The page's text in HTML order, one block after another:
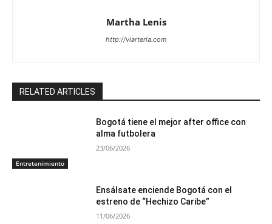
Martha Lenis
http://viarteria.com
RELATED ARTICLES
Entretenimiento
Bogotá tiene el mejor after office con
alma futbolera
23/06/2026
Ensálsate enciende Bogotá con el
estreno de “Hechizo Caribe”
11/06/2026